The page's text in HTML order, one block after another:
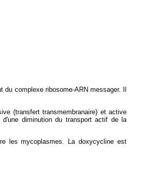
complexe ribosome-ARN messager. Il
(transfert transmembranaire) et active
diminution du transport actif de la
les mycoplasmes. La doxycycline est